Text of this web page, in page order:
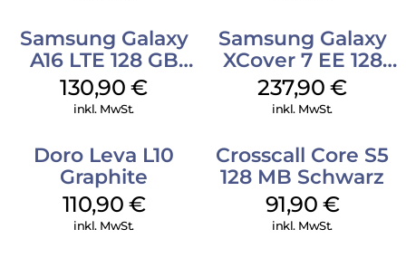
Samsung Galaxy
A16 LTE 128 GB
Black
130,90€
inkl. MwSt.
Samsung Galaxy
XCover 7 EE 128
GB Black
237,90€
inkl. MwSt.
Doro Leva L10
Graphite
110,90 €
inkl. MwSt.
Crosscall Core S5
128 MB Schwarz
91,90 €
inkl. MwSt.